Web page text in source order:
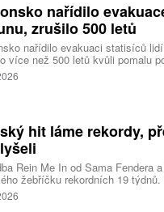
Reuters.nařídilo
zrušilo 500 letů
nařídilo evakuaci statisíců
více než 500 letů kvůli pomalu
meteorologů přinese tajfun do
vlny, píše agentura Reuters.
meteorologická agentura
hit láme rekordy,
Rein Me In od Sama Fendera
žebříčku rekordních 19
reakci. Řada lidí tvrdí, že
totiž rozdělil do menších